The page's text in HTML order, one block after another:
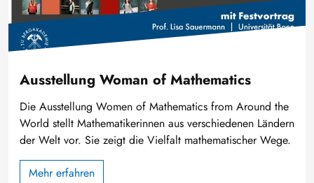
Ausstellung Woman of Mathematics
Die Ausstellung Women of Mathematics from Around the
World stellt Mathematikerinnen aus verschiedenen Ländern
der Welt vor. Sie zeigt die Vielfalt mathematischer Wege.
Mehr erfahren